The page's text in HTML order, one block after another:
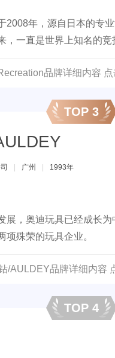
2008年，源自日本的专
一直是世界上知名的竞
品牌详细内容
TOP 3
广州 1993年
展，奥迪玩具已经成长
项殊荣的玩具企业。
/AULDEY品牌详细内容
TOP 4